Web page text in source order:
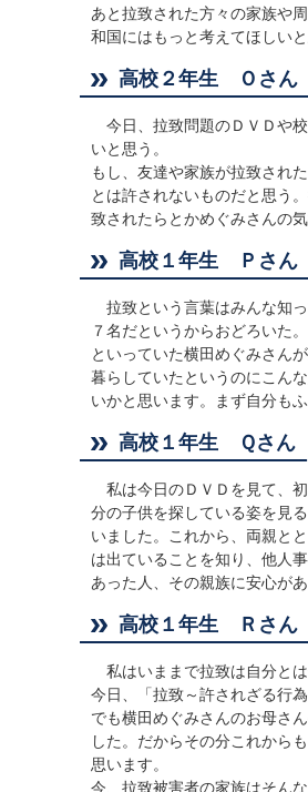
あと拉致された方々の家族や
和国にはもっと考えてほしいと
高校２年生 Ｏさん
今日、拉致問題のＤＶＤや
いと思う。
もし、友達や家族が拉致され
とは許されないものだと思う
致されたらとかめぐみさんの
高校１年生 Ｐさん
拉致という言葉はみんな知
７名だというからおどろいた
といっていた横田めぐみさん
暮らしていたというのにこん
いかと思います。まず自分も
高校１年生 Ｑさん
私は今日のＤＶＤを見て、
分の子供を探している姿を見
いました。これから、両親と
は出ていることを知り、他人
あった人、その親族に安心が
高校１年生 Ｒさん
私はいままで拉致は自分と
今日、「拉致～許されざる行
でも横田めぐみさんのお母さ
した。だからその分これから
思います。
今、拉致被害者の家族はそん